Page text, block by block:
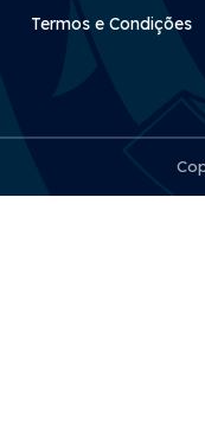
Rodapé
Termos e Condições